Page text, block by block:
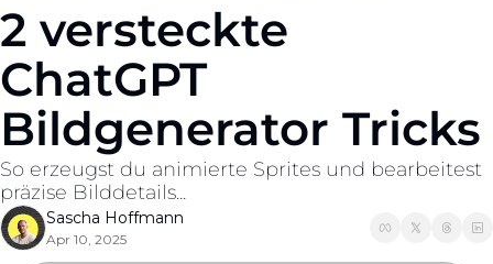
2 versteckte
ChatGPT
Bildgenerator Tricks
So erzeugst du animierte Sprites und bearbeitest
präzise Bilddetails...
Sascha Hoffmann
Apr 10, 2025